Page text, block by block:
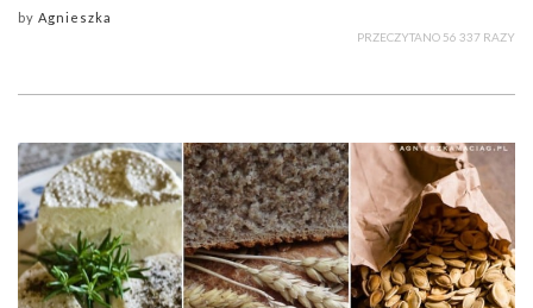
by Agnieszka
PRZECZYTANO 56 337 RAZY